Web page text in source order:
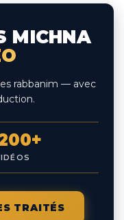
MICHNA
rabbanim — avec
TRAITÉS